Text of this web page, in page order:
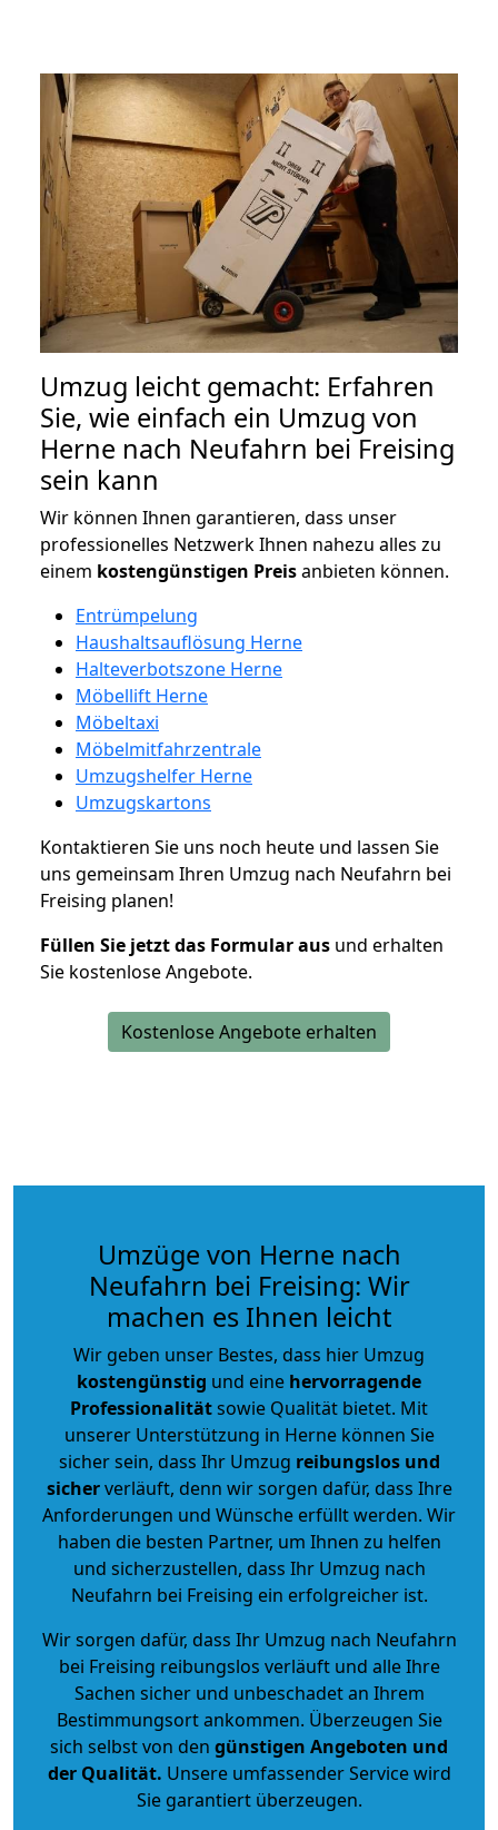
Umzug leicht gemacht: Erfahren
Sie, wie einfach ein Umzug von
Herne nach Neufahrn bei Freising
sein kann
Wir können Ihnen garantieren, dass unser
professionelles Netzwerk Ihnen nahezu alles zu
einem kostengünstigen Preisanbieten können.
Entrümpelung
Haushaltsauflösung Herne
Halteverbotszone Herne
Möbellift Herne
Möbeltaxi
Möbelmitfahrzentrale
Umzugshelfer Herne
Umzugskartons
Kontaktieren Sie uns noch heute und lassen Sie
uns gemeinsam Ihren Umzug nach Neufahrn bei
Freising planen!
Füllen Sie jetzt das Formular aus und erhalten
Sie kostenlose Angebote.
Kostenlose Angebote erhalten
Umzüge von Herne nach
Neufahrn bei Freising: Wir
machen es Ihnen leicht
Wir geben unser Bestes, dass hier Umzug
kostengünstig und eine hervorragende
Professionalitätsowie Qualität bietet. Mit
unserer Unterstützung in Herne können Sie
sicher sein, dass Ihr Umzug reibungslos und
sicherverläuft, denn wir sorgen dafür, dass Ihre
Anforderungen und Wünsche erfüllt werden. Wir
haben die besten Partner, um Ihnen zu helfen
und sicherzustellen, dass Ihr Umzug nach
Neufahrn bei Freising ein erfolgreicher ist.
Wir sorgen dafür, dass Ihr Umzug nach Neufahrn
bei Freising reibungslos verläuft und alle Ihre
Sachen sicher und unbeschadet an Ihrem
Bestimmungsort ankommen. Überzeugen Sie
sich selbst von den günstigen Angeboten und
der Qualität. Unsere umfassender Service wird
Sie garantiert überzeugen.